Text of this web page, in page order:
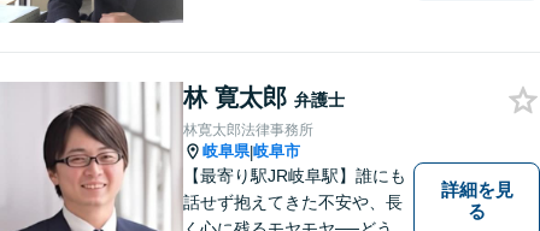
者に対しては誠実に接するこ
とを常に心掛けています。ど
うぞお気軽にお問合せくださ
い。
林 寛太郎 弁護士
林寛太郎法律事務所
岐阜県|岐阜市
【最寄り駅JR岐阜駅】誰にも
話せず抱えてきた不安や、長
詳細を見
る